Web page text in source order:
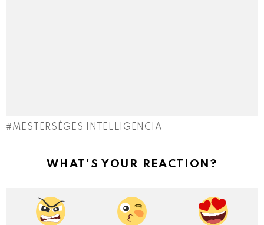
MESTERSÉGES INTELLIGENCIA
WHAT'S YOUR REACTION?